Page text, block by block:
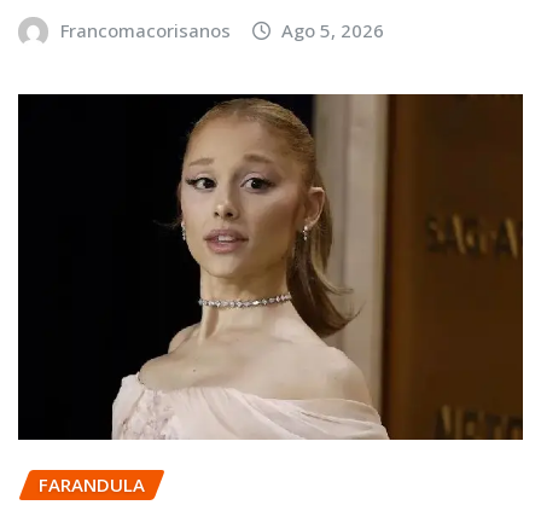
Francomacorisanos Ago 5, 2026
FARANDULA